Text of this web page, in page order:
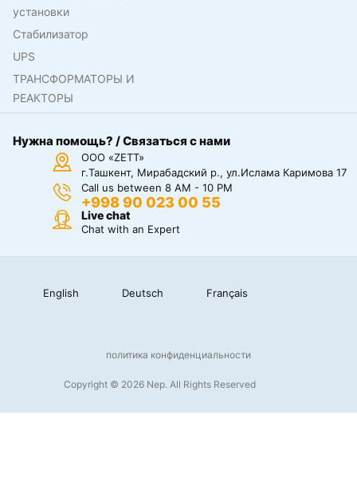
установки
Стабилизатор
UPS
ТРАНСФОРМАТОРЫ И
РЕАКТОРЫ
Нужна помощь? / Связаться с нами
ООО «ZETT»
г.Ташкент, Мирабадский р., ул.Ислама Каримова 17
Call us between 8 AM - 10 PM
+998 90 023 00 55
Live chat
Chat with an Expert
English Deutsch Français
Copyright © 2026 Nep. All Rights Reserved
политика конфиденциальности